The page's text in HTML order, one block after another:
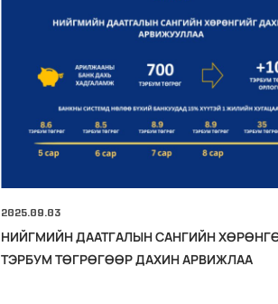
2025.09.03
НИЙГМИЙН ДААТГАЛЫН САНГИЙН
ТЭРБУМ ТӨГРӨГӨӨР ДАХИН АРВИЖЛАА